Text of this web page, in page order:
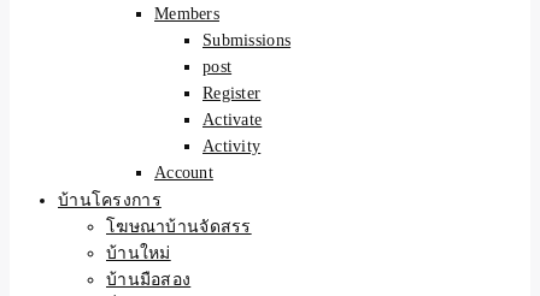
100% ✨Members
Submissions
post
Register
Activate
Activity
Account
บ้านโครงการ
โฆษณาบ้านจัดสรร
บ้านใหม่
บ้านมือสอง